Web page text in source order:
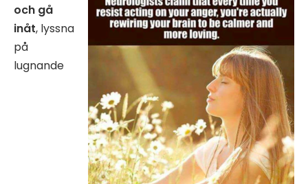
och gå
inåt, lyssna
på
lugnande